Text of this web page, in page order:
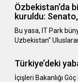
Özbekistan’da
kuruldu:
Bu yasa, IT Park
Uzbekistan"
Türkiye’deki
​​​​​​​İçişleri Bakanlığı